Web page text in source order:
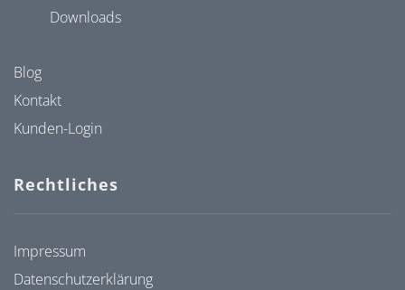
Downloads
Blog
Kontakt
Kunden-Login
Rechtliches
Impressum
Datenschutzerklärung